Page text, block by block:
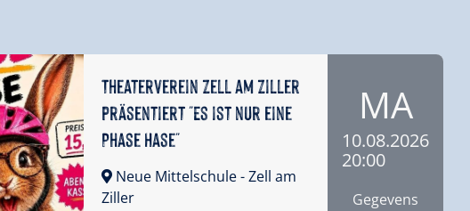
Theaterverein Zell am Ziller
präsentiert "Es ist nur eine
Phase Hase"
Neue Mittelschule- Zell am
Ziller
MA
10.08.2026
20:00
Gegevens